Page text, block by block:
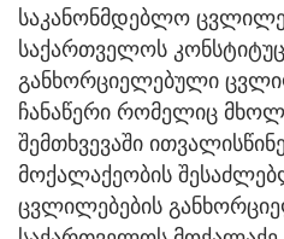
საკანონმდებლო
საქართველოს
განხორციელებული
ჩანაწერი რომელიც
შემთხვევაში
მოქალაქეობის
ცვლილებების